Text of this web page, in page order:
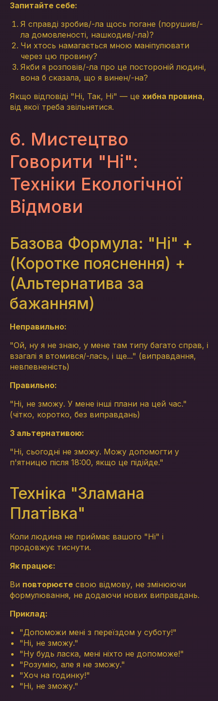
Запитайте себе:
Я справді зробив/-ла щось погане (порушив/-
ла домовленості, нашкодив/-ла)?
Чи хтось намагається мною маніпулювати
через цю провину?
Якби я розповів/-ла про це постороній людині,
вона б сказала, що я винен/-на?
Якщо відповіді "Ні, Так, Ні" — це хибна провина,
від якої треба звільнятися.
6. Мистецтво
Говорити "Ні":
Техніки Екологічної
Відмови
Базова Формула: "Ні" +
(Коротке пояснення) +
(Альтернатива за
бажанням)
Неправильно:
"Ой, ну я не знаю, у мене там типу багато справ, і
взагалі я втомився/-лась, і ще..." (виправдання,
невпевненість)
Правильно:
"Ні, не зможу. У мене інші плани на цей час."
(чітко, коротко, без виправдань)
З альтернативою:
"Ні, сьогодні не зможу. Можу допомогти у
п'ятницю після 18:00, якщо це підійде."
Техніка "Зламана
Платівка"
Коли людина не приймає вашого "Ні" і
продовжує тиснути.
Як працює:
Ви повторюєте свою відмову, не змінюючи
формулювання, не додаючи нових виправдань.
Приклад:
"Допоможи мені з переїздом у суботу!"
"Ні, не зможу."
"Ну будь ласка, мені ніхто не допоможе!"
"Розумію, але я не зможу."
"Хоч на годинку!"
"Ні, не зможу."